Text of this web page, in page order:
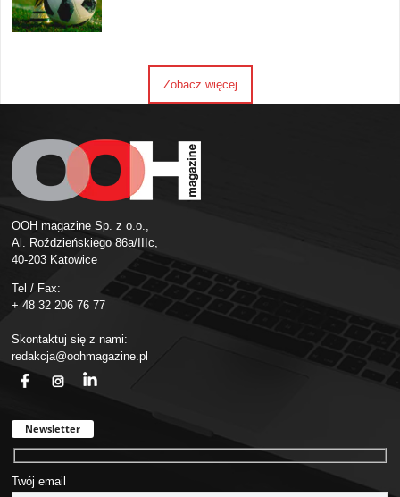
Zobacz więcej
OOH magazine Sp. z o.o.,
Al. Roździeńskiego 86a/IIIc,
40-203 Katowice
Tel / Fax:
+ 48 32 206 76 77
Skontaktuj się z nami:
redakcja@oohmagazine.pl
Newsletter
Twój email